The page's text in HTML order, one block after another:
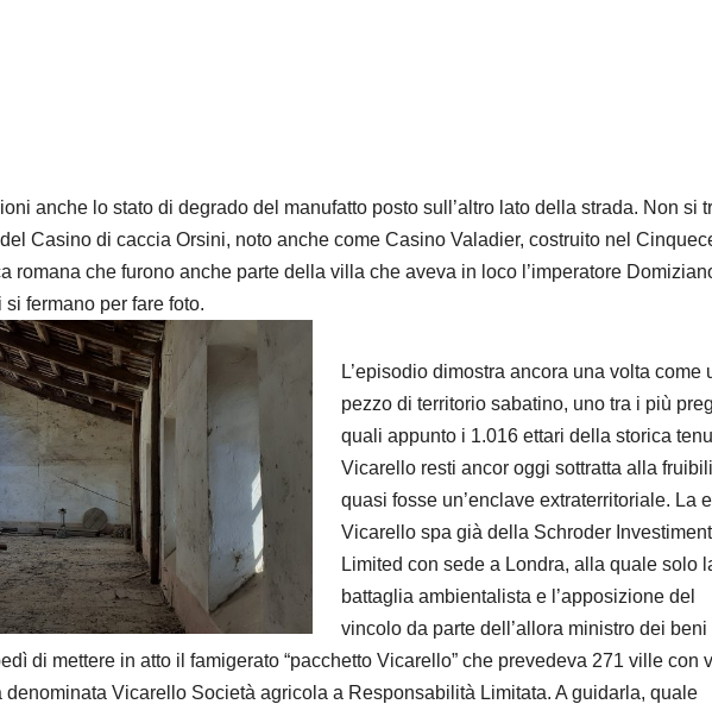
anche lo stato di degrado del manufatto posto sull’altro lato della strada. Non si
Casino di caccia Orsini, noto anche come Casino Valadier, costruito nel
romana che furono anche parte della villa che aveva in loco l’imperatore
fermano per fare foto.
L’episodio dimostra ancora una volta come
pezzo di territorio sabatino, uno tra i più
quali appunto i 1.016 ettari della storica
Vicarello resti ancor oggi sottratta alla
quasi fosse un’enclave extraterritoriale. La
Vicarello spa già della Schroder Investiment
Limited con sede a Londra, alla quale solo
battaglia ambientalista e l’apposizione del
vincolo da parte dell’allora ministro dei beni
di mettere in atto il famigerato “pacchetto Vicarello” che prevedeva 271 ville con
denominata Vicarello Società agricola a Responsabilità Limitata. A guidarla, quale